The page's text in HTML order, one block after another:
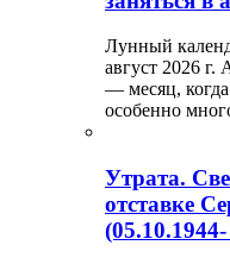
Лунный
август 2026 г.
— месяц,
особенно
Утрата.
отставке